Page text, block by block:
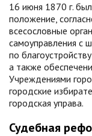
16 июня 1870 г.
положение,
всесословные
самоуправления с
по
а также
Учреждениями
городские
городская управа.
Судебная